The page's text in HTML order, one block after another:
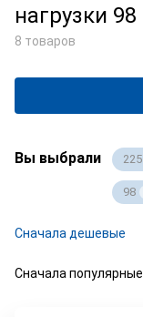
нагрузки 98
8 товаров
Вы выбрали 225
98
Сначала дешевые
Сначала популярные